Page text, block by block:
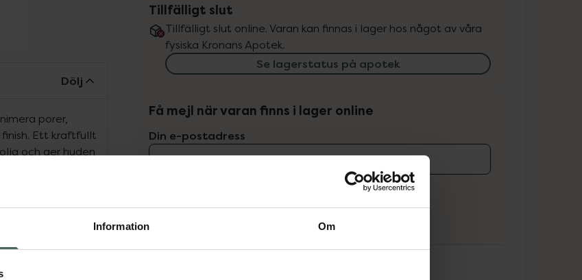
Information Om
Tillfälligt slut
Tillfälligt slut online. Varan kan finnas i lager hos något av våra
fysiska Kronans Apotek.
Se lagerstatus på apotek
Få mejl när varan finns i lager online
Din e-postadress
Spara
Fler produkter från Peter Thomas Roth
Dölj
porer,
Ett kraftfullt
och ger huden
form effektivt
formula
filter look""